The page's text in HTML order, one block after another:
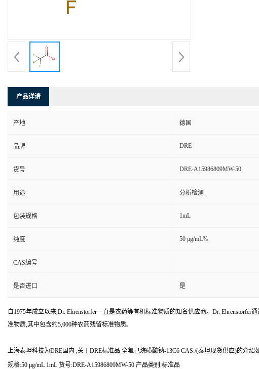
产品详请
产地 德国
品牌 DRE
货号 DRE-A15986809MW-50
用途 分析检测
包装规格 1mL
纯度 50 μg/mL%
CAS编号
是否进口 是
自1975年成立以来,Dr. Ehrenstorfer一直是农药等有机标准物质的知名供应商。Dr.
准物质,其中包含约5,000种农药残留标准物质。
上海泰坦科技为DRE国内 ,关于DRE标准品 全氟己烷磺酸钠-13C6 CAS:/(泰坦现货供应)的介绍
规格:50 μg/mL 1mL 货号:DRE-A15986809MW-50 产品类别:标准品